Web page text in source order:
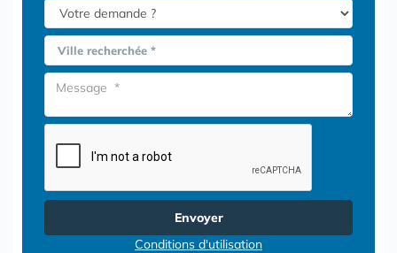
Ville recherchée *
Envoyer
Conditions d'utilisation